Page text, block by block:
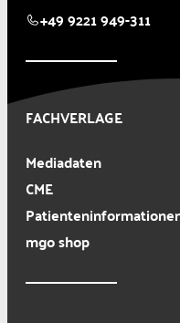
+49 9221 949-311
FACHVERLAGE
Mediadaten
CME
mgo shop